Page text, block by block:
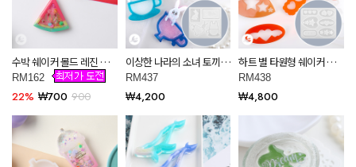
수박 쉐이커 몰드 레진 아
트 공예 재료 RM162
RM162
22% ₩700 900
이상한 나라의 소녀 토끼
쉐이커 몰드 레진 아트 재
료 RM437
RM437
₩4,200
하트 별 타원형 쉐이커 몰
드 레진 아트 재료 RM438
RM438
₩4,800